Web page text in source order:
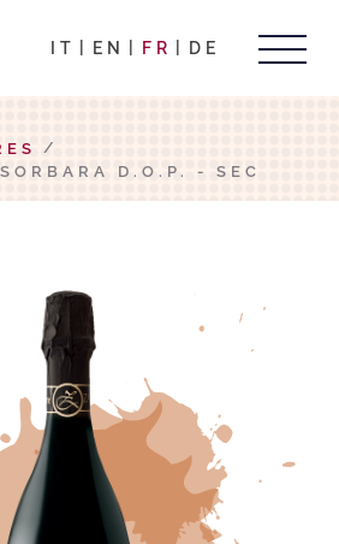
IT EN FR DE
D.O.P. - SEC